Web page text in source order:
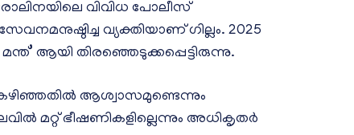
വിവിധ പോലീസ്
വ്യക്തിയാണ് ഗില്ലം. 2025
ആയി തിരഞ്ഞെടുക്കപ്പെട്ടിരുന്നു.
ആശ്വാസമുണ്ടെന്നും
മറ്റ് ഭീഷണികളില്ലെന്നും അധികൃതർ